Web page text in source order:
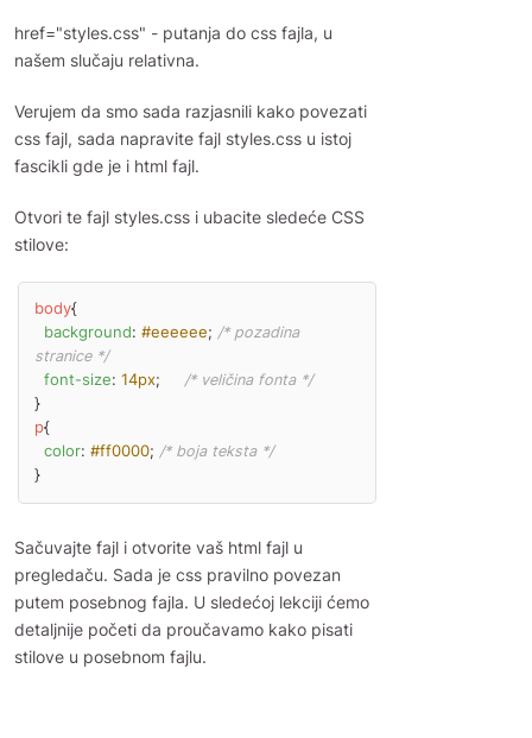
href="styles.css" - putanja do css fajla, u
našem slučaju relativna.
Verujem da smo sada razjasnili kako povezati
css fajl, sada napravite fajl styles.css u istoj
fascikli gde je i html fajl.
Otvori te fajl styles.css i ubacite sledeće CSS
stilove:
body{
background: #eeeeee; /* pozadina
stranice */
font-size: 14px; /* veličina fonta */
}
p{
color: #ff0000; /* boja teksta */
}
Sačuvajte fajl i otvorite vaš html fajl u
pregledaču. Sada je css pravilno povezan
putem posebnog fajla. U sledećoj lekciji ćemo
detaljnije početi da proučavamo kako pisati
stilove u posebnom fajlu.